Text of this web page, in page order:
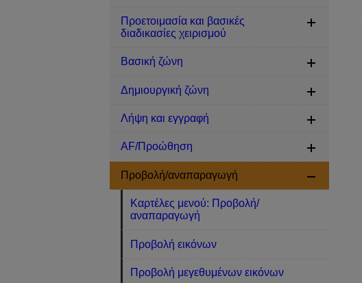
Προετοιμασία και βασικές
διαδικασίες χειρισμού
Βασική ζώνη
Δημιουργική ζώνη
Λήψη και εγγραφή
AF/Προώθηση
Προβολή/αναπαραγωγή
Καρτέλες μενού: Προβολή/
αναπαραγωγή
Προβολή εικόνων
Προβολή μεγεθυμένων εικόνων